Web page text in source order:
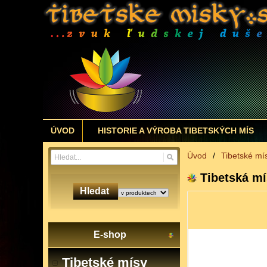
ÚVOD HISTORIE A VÝROBA TIBETSKÝCH MÍS
Hledat
E-shop
Tibetské mísy
Úvod / Tibetské
Tibetská